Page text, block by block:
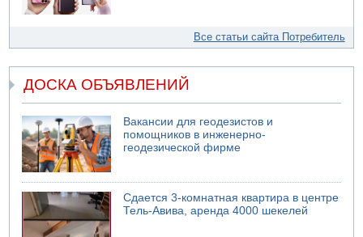
Все статьи сайта Потребитель
ДОСКА ОБЪЯВЛЕНИЙ
Вакансии для геодезистов и
помощников в инженерно-
геодезической фирме
Сдается 3-комнатная квартира в центре
Тель-Авива, аренда 4000 шекелей